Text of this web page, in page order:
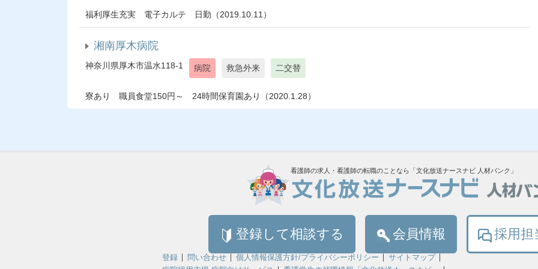
福利厚生充実 電子カルテ 日勤（2019.10.11）
湘南厚木病院
神奈川県厚木市温水118-1 病院 救急外来 二交替
寮あり 職員食堂150円～ 24時間保育園あり（2020.1.28）
看護師の求人・看護師の転職のことなら「文化放送ナースナビ 人材バンク」
登録して相談する 会員情報 採用担
登録 問い合わせ 個人情報保護方針/プライバシーポリシー
サイトマップ